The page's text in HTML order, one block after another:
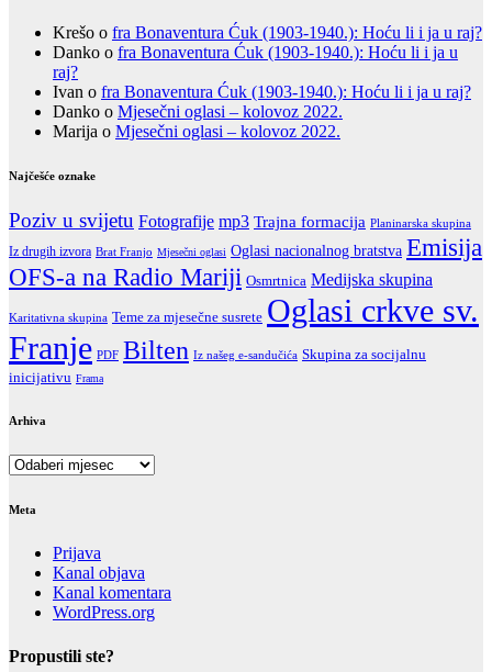
Krešo o fra Bonaventura Ćuk (1903-1940.): Hoću li i ja u raj?
Danko o fra Bonaventura Ćuk (1903-1940.): Hoću li i ja u
raj?
Ivan o fra Bonaventura Ćuk (1903-1940.): Hoću li i ja u raj?
Danko o Mjesečni oglasi – kolovoz 2022.
Marija o Mjesečni oglasi – kolovoz 2022.
Najčešće oznake
Poziv u svijetu Fotografije mp3 Trajna formacija Planinarska skupina
Iz drugih izvora Brat Franjo Mjesečni oglasi Oglasi nacionalnog bratstva Emisija
OFS-a na Radio Mariji Osmrtnica Medijska skupina
Karitativna skupina Teme za mjesečne susrete Oglasi crkve sv.
Franje PDF Bilten Iz našeg e-sandučića Skupina za socijalnu
inicijativu Frama
Arhiva
Arhiva
Meta
Prijava
Kanal objava
Kanal komentara
WordPress.org
Propustili ste?